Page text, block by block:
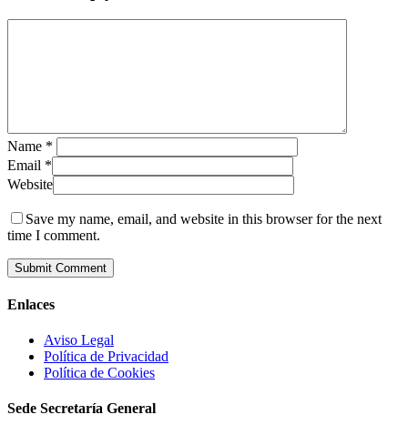
Name *
Email *
Website
Save my name, email, and website in this browser for the next
time I comment.
Enlaces
Aviso Legal
Política de Privacidad
Política de Cookies
Sede Secretaría General